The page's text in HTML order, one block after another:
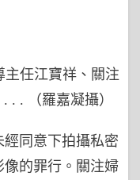
主任江寶祥、關注
. . （羅嘉凝攝）
同意下拍攝私密
的罪行。關注婦